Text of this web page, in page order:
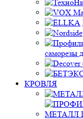
саморезы
КРОВЛЯ